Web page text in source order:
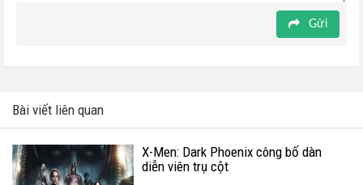
Gửi
Bài viết liên quan
X-Men: Dark Phoenix công bố dàn
diễn viên trụ cột